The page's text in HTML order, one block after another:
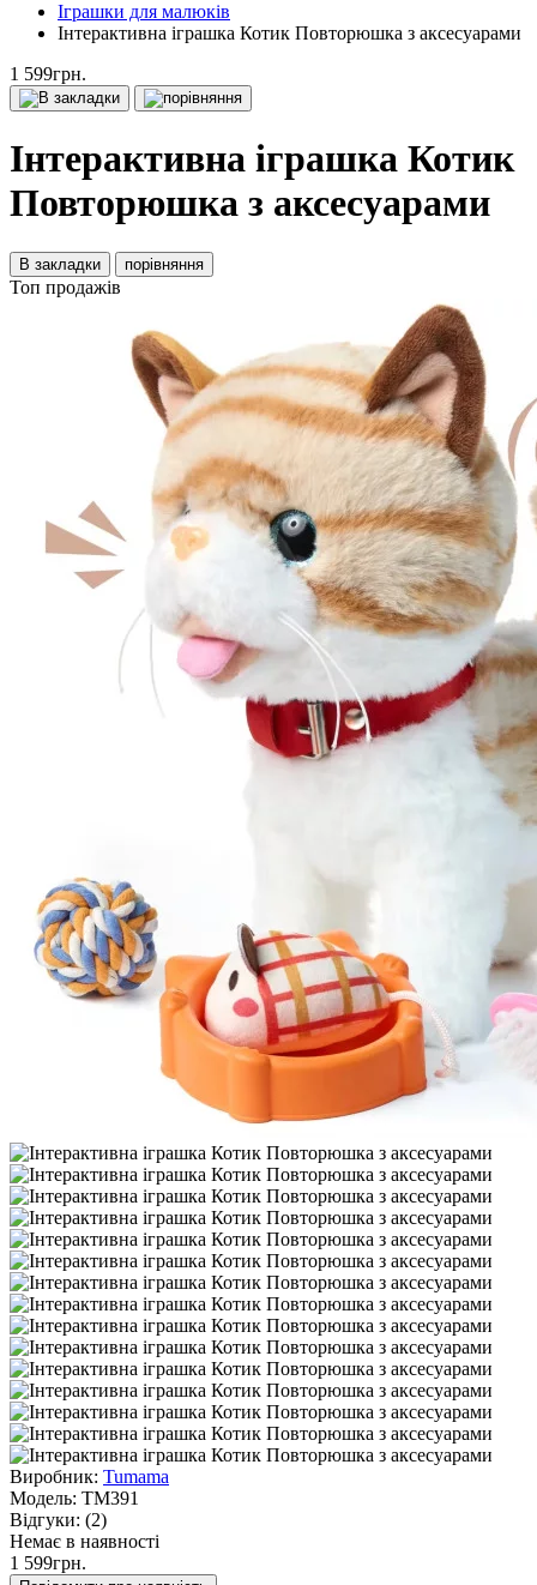
Іграшки для малюків
Інтерактивна іграшка Котик Повторюшка з аксесуарами
1 599грн.
Інтерактивна іграшка Котик
Повторюшка з аксесуарами
В закладки порівняння
Топ продажів
Виробник: Tumama
Модель: TM391
Відгуки: (2)
Немає в наявності
1 599грн.